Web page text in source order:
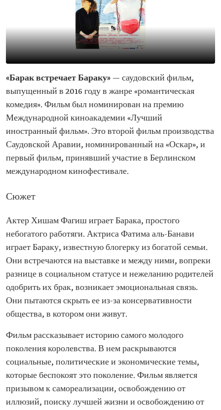
«Барак встречает Бараку» — саудовский фильм,
выпущенный в 2016 году в жанре «романтическая
комедия». Фильм был номинирован на премию
Международной киноакадемии «Лучший
иностранный фильм». Это второй фильм производства
Саудовской Аравии, номинированный на «Оскар», и
первый фильм, принявший участие в Берлинском
международном кинофестивале.
Сюжет
Актер Хишам Фагиш играет Барака, простого
небогатого работяги. Актриса Фатима аль-Банави
играет Бараку, известную блогерку из богатой семьи.
Они встречаются на выставке и между ними, вопреки
разнице в социальном статусе и нежеланию родителей
одобрить их брак, возникает эмоциональная связь.
Они пытаются скрыть ее из-за консервативности
общества, в котором они живут.
Фильм рассказывает историю самого молодого
поколения королевства. В нем раскрываются
социальные, политические и экономические темы,
которые беспокоят это поколение. Фильм является
призывом к самореализации, освобождению от
иллюзий, поиску лучшей жизни и освобождению от